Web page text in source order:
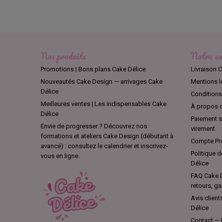
Nos produits
Promotions | Bons plans Cake Délice
Nouveautés Cake Design — arrivages Cake
Délice
Meilleures ventes | Les indispensables Cake
Délice
Envie de progresser ? Découvrez nos
formations et ateliers Cake Design (débutant à
avancé) : consultez le calendrier et inscrivez-
vous en ligne.
Notre
Livraison
Mentions
À propos
Paiement
virement
Compte
Politique
Délice
FAQ
retours,
Avis
Délice
Contact —